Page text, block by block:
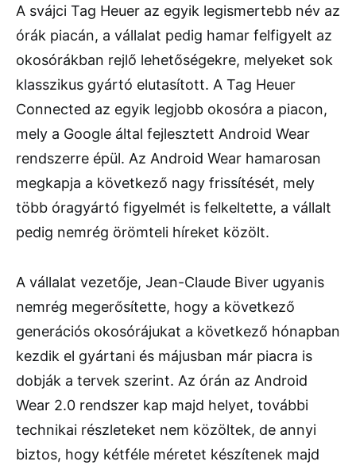
A svájci Tag Heuer az egyik legismertebb név az
órák piacán, a vállalat pedig hamar felfigyelt az
okosórákban rejlő lehetőségekre, melyeket sok
klasszikus gyártó elutasított. A Tag Heuer
Connected az egyik legjobb okosóra a piacon,
mely a Google által fejlesztett Android Wear
rendszerre épül. Az Android Wear hamarosan
megkapja a következő nagy frissítését, mely
több óragyártó figyelmét is felkeltette, a vállalt
pedig nemrég örömteli híreket közölt.
A vállalat vezetője, Jean-Claude Biver ugyanis
nemrég megerősítette, hogy a következő
generációs okosórájukat a következő hónapban
kezdik el gyártani és májusban már piacra is
dobják a tervek szerint. Az órán az Android
Wear 2.0 rendszer kap majd helyet, további
technikai részleteket nem közöltek, de annyi
biztos, hogy kétféle méretet készítenek majd